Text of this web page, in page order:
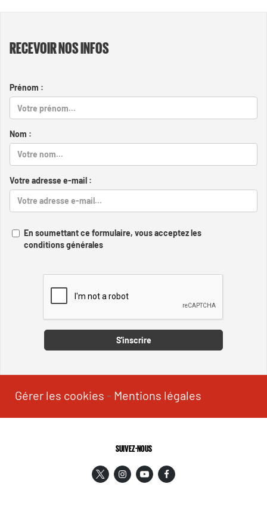
RECEVOIR NOS INFOS
Prénom :
Nom :
Votre adresse e-mail :
En soumettant ce formulaire, vous acceptez les
conditions générales
S'inscrire
Gérer les cookies - Mentions légales
SUIVEZ-NOUS